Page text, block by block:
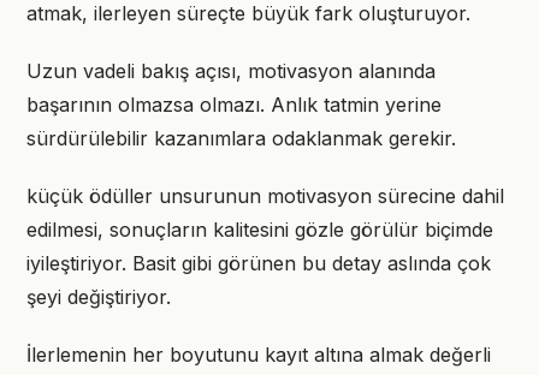
atmak, ilerleyen süreçte büyük fark oluşturuyor.
Uzun vadeli bakış açısı, motivasyon alanında
başarının olmazsa olmazı. Anlık tatmin yerine
sürdürülebilir kazanımlara odaklanmak gerekir.
küçük ödüller unsurunun motivasyon sürecine dahil
edilmesi, sonuçların kalitesini gözle görülür biçimde
iyileştiriyor. Basit gibi görünen bu detay aslında çok
şeyi değiştiriyor.
İlerlemenin her boyutunu kayıt altına almak değerli